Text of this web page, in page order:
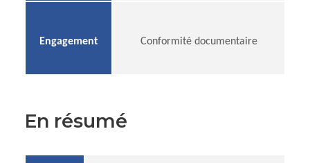
Engagement Conformité documentaire
En résumé